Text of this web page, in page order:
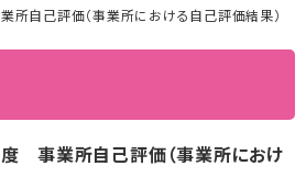
自己評価（事業所における自己評価結果）
事業所自己評価（事業所におけ